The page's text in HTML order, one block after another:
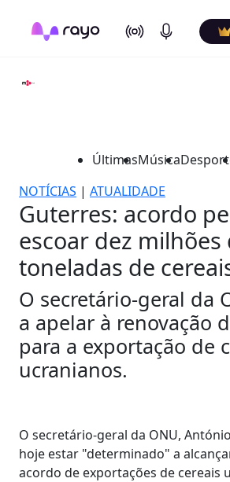
On Air Podcasts
ÚltimasMúsica
NOTÍCIAS | ATUALIDADE
Guterres: acordo
escoar dez milhões
toneladas de
O secretário-geral da
a apelar à renovação
para a exportação de
ucranianos.
O secretário-geral da ONU,
hoje estar "determinado" a
acordo de exportações de cereais